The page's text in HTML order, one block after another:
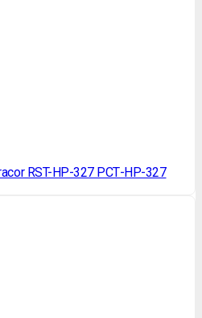
RST-HP-327 РСТ-НР-327